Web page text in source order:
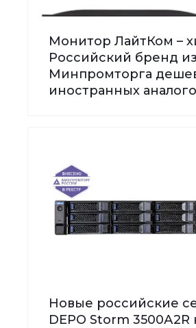
Монитор ЛайтКом –
Российский бренд
Минпромторга
иностранных
Новые российские
DEPO Storm 3500А2R